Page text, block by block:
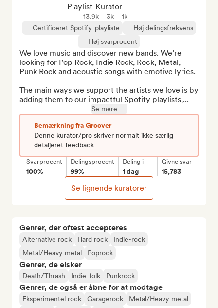
Genrer, der oftest accepteres
Alternative rock Hard rock
Indie-rock
Metal/Heavy metal
Poprock
Genrer, de elsker
Death/Thrash Indie-folk Punkrock
Genrer, de også er åbne for at modtage
Eksperimentel rock Garagerock
Metal/Heavy metal
Playlist-Kurator
13.9k 3k
1k
Certificeret Spotify-playliste
Høj delingsfrekvens
Høj svarprocent
We love music and discover new bands. We’re
looking for Pop Rock, Indie Rock, Rock, Metal,
Punk Rock and acoustic songs with emotive lyrics.
The main ways we support the artists we love is by
adding them to our impactful Spotify playlists,...
Se mere
Bemærkning fra Groover
Denne kurator/pro skriver normalt ikke særlig
detaljeret feedback
Svarprocent
100%
Delingsprocent
99%
Deling i
1 dag
Givne svar
15,783
Se lignende kuratorer